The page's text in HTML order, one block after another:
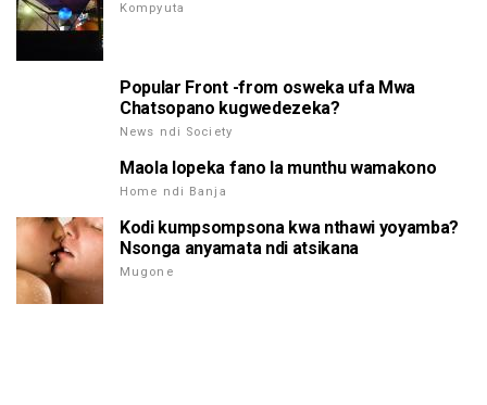
Kompyuta
Popular Front -from osweka ufa Mwa
Chatsopano kugwedezeka?
News ndi Society
Maola lopeka fano la munthu wamakono
Home ndi Banja
Kodi kumpsompsona kwa nthawi yoyamba?
Nsonga anyamata ndi atsikana
Mugone